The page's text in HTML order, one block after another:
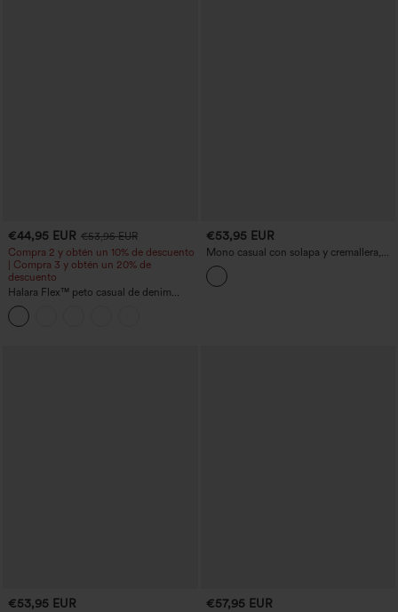
€44,95 EUR €53,95 EUR
Compra 2 y obtén un 10% de descuento
| Compra 3 y obtén un 20% de
descuento
Halara Flex™ peto casual de denim
lavado con escote cuadrado y bolsillos
€53,95 EUR
Mono casual con solapa y cremallera,
manga larga y bolsillos - Easy Peezy
€53,95 EUR €57,95 EUR